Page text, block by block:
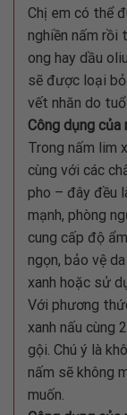
Chị em có thể
nghiền nấm rồi
ong hay dầu
sẽ được loại bỏ
vết nhăn do
Công dụng của
Trong nấm lim
cùng với các
pho – đây đều
mạnh, phòng
cung cấp độ
ngọn, bảo vệ
xanh hoặc sử
Với phương
xanh nấu cùng
gội. Chú ý là
nấm sẽ không
muốn.